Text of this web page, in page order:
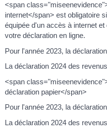
<span
internet</span> est obligatoire
équipée d'un accès à internet
votre déclaration en ligne.
Pour l'année 2023, la
La déclaration 2024 des
<span
déclaration papier</span>
Pour l'année 2023, la
La déclaration 2024 des